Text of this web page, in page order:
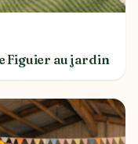
Figuier au jardin